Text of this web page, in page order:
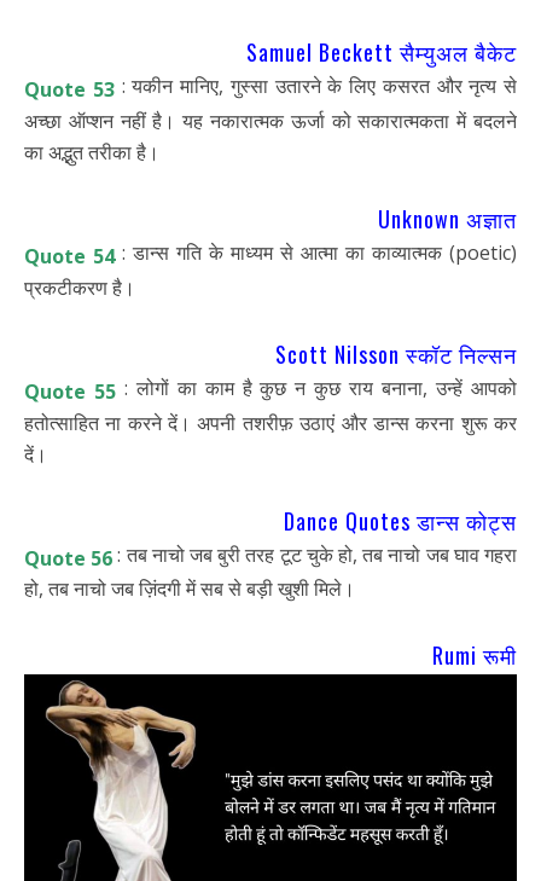
Samuel Beckett सैम्युअल बैकेट
Quote 53: यकीन मानिए, गुस्सा उतारने के लिए कसरत और नृत्य से
अच्छा ऑप्शन नहीं है। यह नकारात्मक ऊर्जा को सकारात्मकता में बदलने
का अद्भुत तरीका है।
Unknown अज्ञात
Quote 54: डान्स गति के माध्यम से आत्मा का काव्यात्मक (poetic)
प्रकटीकरण है।
Scott Nilsson स्कॉट निल्सन
Quote 55: लोगों का काम है कुछ न कुछ राय बनाना, उन्हें आपको
हतोत्साहित ना करने दें। अपनी तशरीफ़ उठाएं और डान्स करना शुरू कर
दें।
Dance Quotes डान्स कोट्स
Quote 56: तब नाचो जब बुरी तरह टूट चुके हो, तब नाचो जब घाव गहरा
हो, तब नाचो जब ज़िंदगी में सब से बड़ी खुशी मिले।
Rumi रूमी